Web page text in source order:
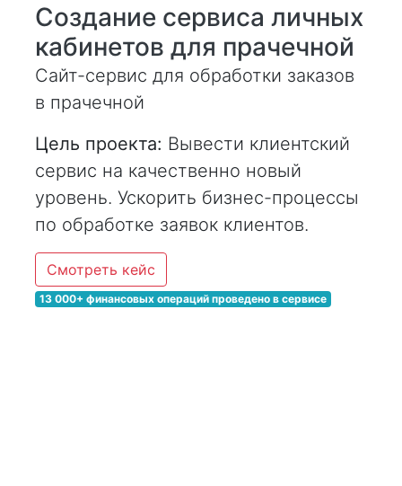
Создание сервиса личных
кабинетов для прачечной
Сайт-сервис для обработки заказов
в прачечной
Цель проекта: Вывести клиентский
сервис на качественно новый
уровень. Ускорить бизнес-процессы
по обработке заявок клиентов.
Смотреть кейс
13 000+ финансовых операций проведено в сервисе